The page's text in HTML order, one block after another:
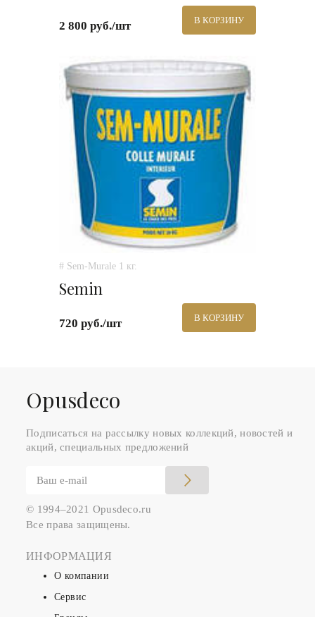
2 800 руб./шт В КОРЗИНУ
# Sem-Murale 1 кг.
Semin
720 руб./шт В КОРЗИНУ
Оpusdeco
Подписаться на рассылку новых коллекций, новостей и
акций, специальных предложений
© 1994–2021 Opusdeco.ru
Все права защищены.
ИНФОРМАЦИЯ
О компании
Сервис